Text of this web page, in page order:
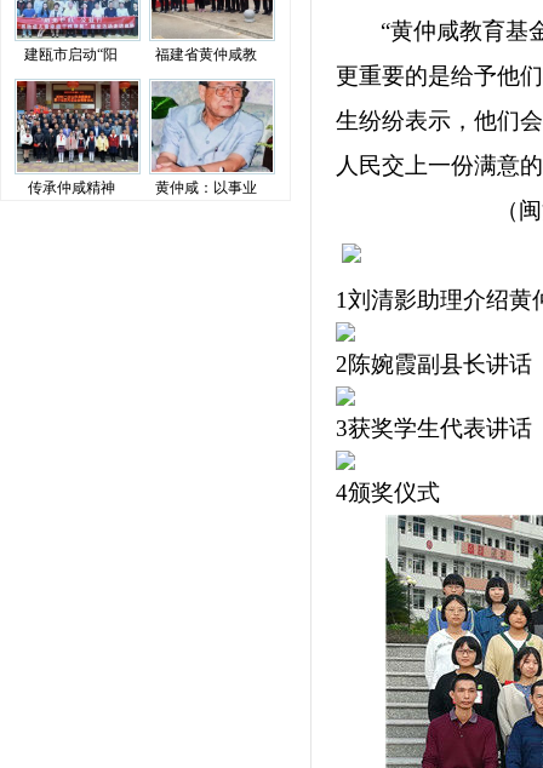
“黄仲咸教育基
更重要的是给予他
生纷纷表示，他们
人民交上一份满意
（
1刘清影助理介绍黄
2陈婉霞副县长讲话
3获奖学生代表讲话
4颁奖仪式
建瓯市启动“阳 福建省黄仲咸教
传承仲咸精神 黄仲咸：以事业